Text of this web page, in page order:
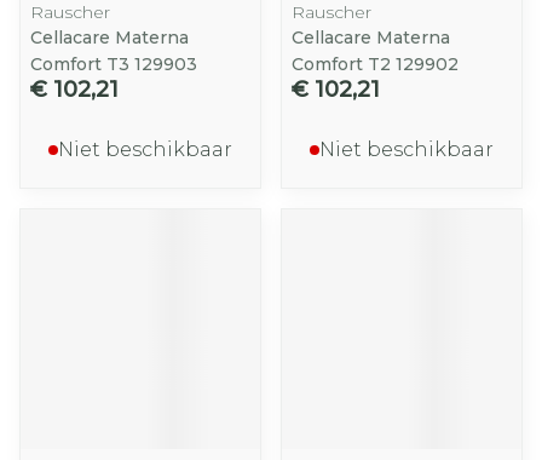
Rauscher
Cellacare Materna
Comfort T3 129903
€ 102,21
Niet beschikbaar
Rauscher
Cellacare Materna
Comfort T2 129902
€ 102,21
Niet beschikbaar